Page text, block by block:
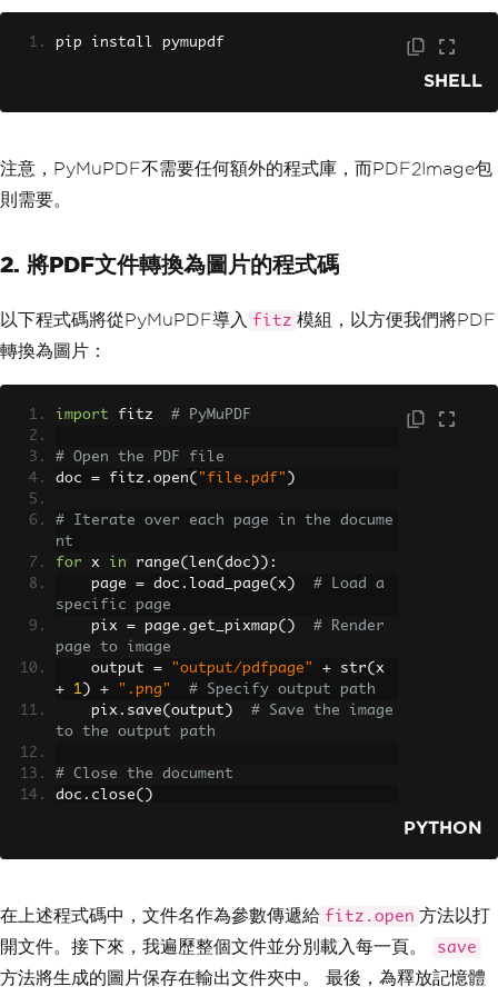
pip install pymupdf
SHELL
注意，PyMuPDF不需要任何額外的程式庫，而PDF2Image包
則需要。
2. 將PDF文件轉換為圖片的程式碼
以下程式碼將從PyMuPDF導入 fitz 模組，以方便我們將PDF
轉換為圖片：
import fitz # PyMuPDF
# Open the PDF file
doc = fitz . open( "file.pdf" )
# Iterate over each page in the docume
nt
for x in range( len( doc )):
    page
= doc . load_page( x )
# Load a
specific page
    pix
= page . get_pixmap()
# Render
page to image
    output
= "output/pdfpage" + str(
+
1 ) + ".png"
# Specify output path
    pix
. save( output )
# Save the image
to the output path
# Close the document
doc . close()
PYTHON
在上述程式碼中，文件名作為參數傳遞給 fitz.open 方法以打
開文件。接下來，我遍歷整個文件並分別載入每一頁。
save
方法將生成的圖片保存在輸出文件夾中。 最後，為釋放記憶體